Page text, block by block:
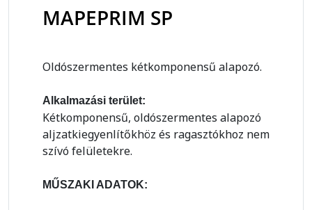
MAPEPRIM SP
Oldószermentes kétkomponensű alapozó.
Alkalmazási terület:
Kétkomponensű, oldószermentes alapozó
aljzatkiegyenlítőkhöz és ragasztókhoz nem
szívó felületekre.
MŰSZAKI ADATOK: